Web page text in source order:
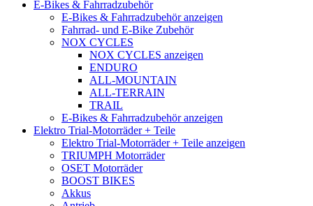
E-Bikes & Fahrradzubehör
E-Bikes & Fahrradzubehör anzeigen
Fahrrad- und E-Bike Zubehör
NOX CYCLES
NOX CYCLES anzeigen
ENDURO
ALL-MOUNTAIN
ALL-TERRAIN
TRAIL
E-Bikes & Fahrradzubehör anzeigen
Elektro Trial-Motorräder + Teile
Elektro Trial-Motorräder + Teile anzeigen
TRIUMPH Motorräder
OSET Motorräder
BOOST BIKES
Akkus